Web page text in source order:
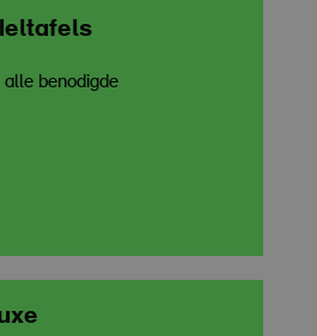
alle benodigde